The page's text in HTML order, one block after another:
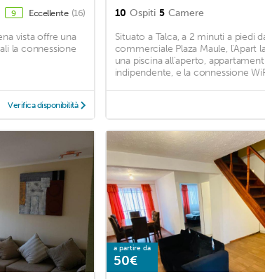
9 Eccellente (16)
vista offre una
la connessione
Verifica disponibilità
10 Ospiti 5 Camere
Situato a Talca, a 2 minuti a piedi
commerciale Plaza Maule, l'Apart
una piscina all'aperto,
indipendente, e la connessione
a partire da
50€